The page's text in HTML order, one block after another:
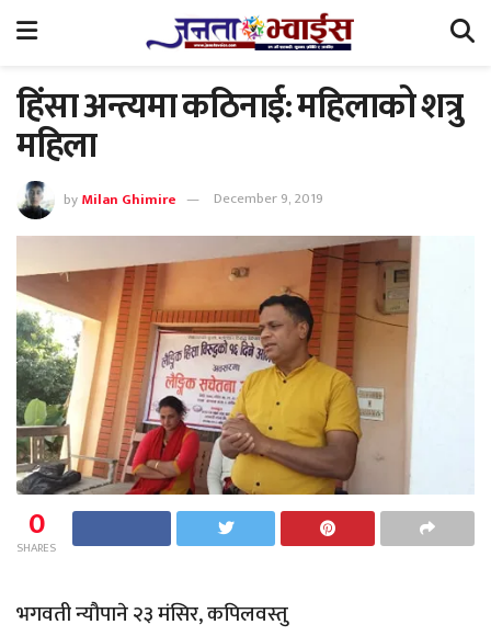
हिंसा अन्त्यमा कठिनाई: महिलाको शत्रु
महिला
byMilan Ghimire December 9, 2019
0
SHARES
भगवती न्यौपाने २३ मंसिर, कपिलवस्तु